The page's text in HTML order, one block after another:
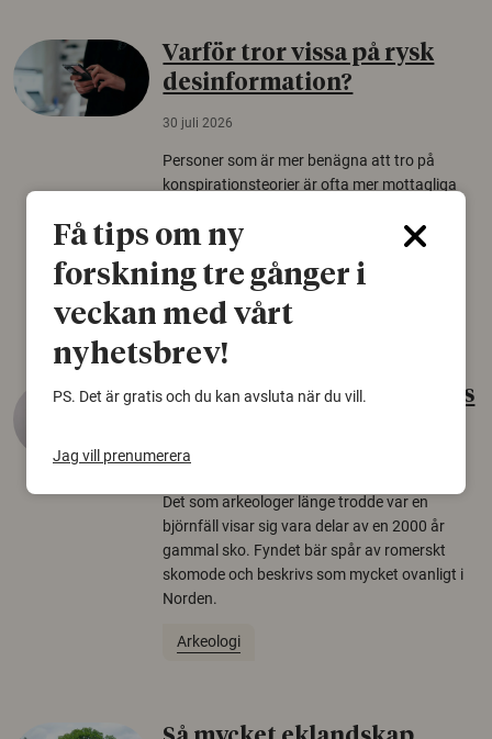
Varför tror vissa på rysk
desinformation?
30 juli 2026
Personer som är mer benägna att tro på
konspirationsteorier är ofta mer mottagliga
från Försvarshögskolan med deltagare i fyra
europeiska länder.
Säkerhetspolitik
Gammalt skinn var Sveriges
22 juni 2026
Det som arkeologer länge trodde var en
björnfäll visar sig vara delar av en 2000 år
gammal sko. Fyndet bär spår av romerskt
skomode och beskrivs som mycket ovanligt i
Norden.
Arkeologi
Få tips om ny
forskning tre gånger i
veckan med vårt
nyhetsbrev!
PS. Det är gratis och du kan avsluta när du vill.
Jag vill prenumerera